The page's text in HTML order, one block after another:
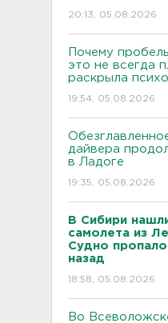
20:13, 05.08.2026
Почему
это не всегда
раскрыла
19:54, 05.08.2026
дайвера
в Ладоге
19:35, 05.08.2026
В Сибири
самолета из
Судно
назад
18:58, 05.08.2026
Во